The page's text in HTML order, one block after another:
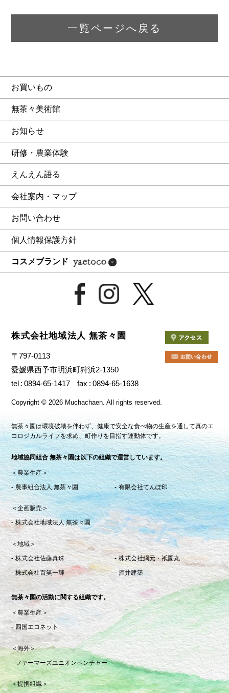
一覧ページへ戻る
お買いもの
無茶々美術館
お知らせ
研修・農業体験
えんえん語る
会社案内・マップ
お問い合わせ
個人情報保護方針
コスメブランド
株式会社地域法人 無茶々園
〒797-0113
愛媛県西予市明浜町狩浜2-1350
tel
0894-65-1417 fax 0894-65-1638
Copyright© 2026 Muchachaen.All rights reserved.
無茶々園は環境破壊を伴わず、健康で安全な食べ物の生産を通して真のエ
コロジカルライフを求め、町作りを目指す運動体です。
地域協同組合 無茶々園は以下の組織で運営しています。
＜農業生産＞
農事組合法人 無茶々園
有限会社てんぽ印
＜企画販売＞
株式会社地域法人 無茶々園
＜地域＞
株式会社佐藤真珠
株式会社綱元・祇園丸
株式会社百笑一輝
酒井建築
無茶々園の活動に関する組織です。
＜農業生産＞
四国エコネット
＜海外＞
ファーマーズユニオンベンチャー
＜提携組織＞